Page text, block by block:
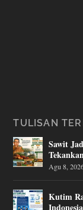
TULISAN
Sawit
Agu 8,
Kutim